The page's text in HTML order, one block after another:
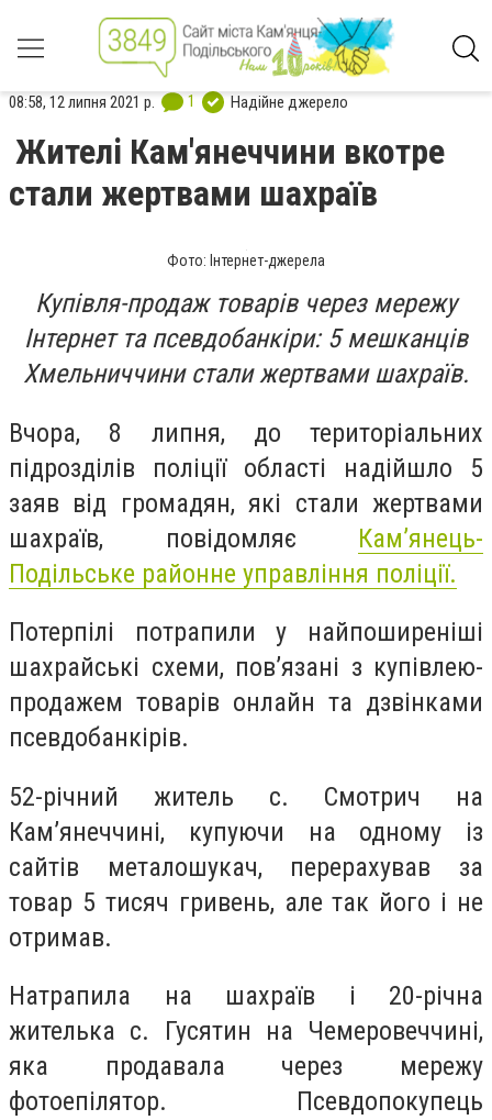
08:58, 12 липня 2021 р. 1 Надійне джерело
Жителі Кам'янеччини вкотре
стали жертвами шахраїв
Фото: Інтернет-джерела
Купівля-продаж товарів через мережу
Інтернет та псевдобанкіри: 5 мешканців
Хмельниччини стали жертвами шахраїв.
Вчора, 8 липня, до територіальних
підрозділів поліції області надійшло 5
заяв від громадян, які стали жертвами
шахраїв, повідомляє Кам’янець-
Подільське районне управління поліції.
Потерпілі потрапили у найпоширеніші
шахрайські схеми, пов’язані з купівлею-
продажем товарів онлайн та дзвінками
псевдобанкірів.
52-річний житель с. Смотрич на
Кам’янеччині, купуючи на одному із
сайтів металошукач, перерахував за
товар 5 тисяч гривень, але так його і не
отримав.
Натрапила на шахраїв і 20-річна
жителька с. Гусятин на Чемеровеччині,
яка продавала через мережу
фотоепілятор. Псевдопокупець